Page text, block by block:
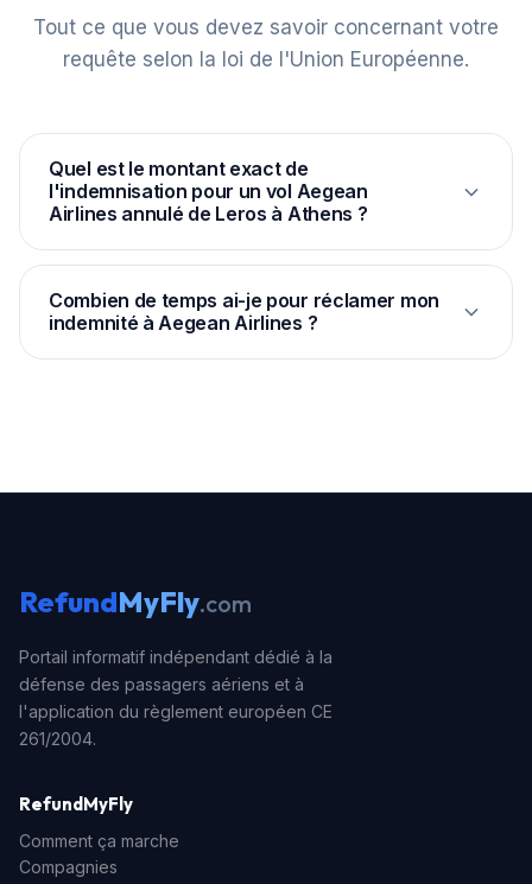
Tout ce que vous devez savoir concernant votre
requête selon la loi de l'Union Européenne.
Quel est le montant exact de
l'indemnisation pour un vol Aegean
Airlines annulé de Leros à Athens ?
Selon le règlement européen CE 261/2004, la
distance entre LRS et ATH étant de 265 km,
l'indemnité légale forfaitaire est fixée à 250 € par
passager, quel que soit le prix initial du billet d'avion.
Combien de temps ai-je pour réclamer mon
indemnité à Aegean Airlines ?
RefundMyFly.com
Portail informatif indépendant dédié à la
défense des passagers aériens et à
l'application du règlement européen CE
261/2004.
RefundMyFly
Comment ça marche
Compagnies